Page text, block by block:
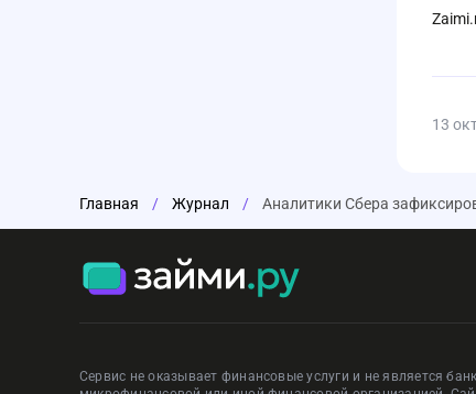
13
Главная / Журнал / Аналитики Сбера
Сервис не оказывает финансовые услуги и не является